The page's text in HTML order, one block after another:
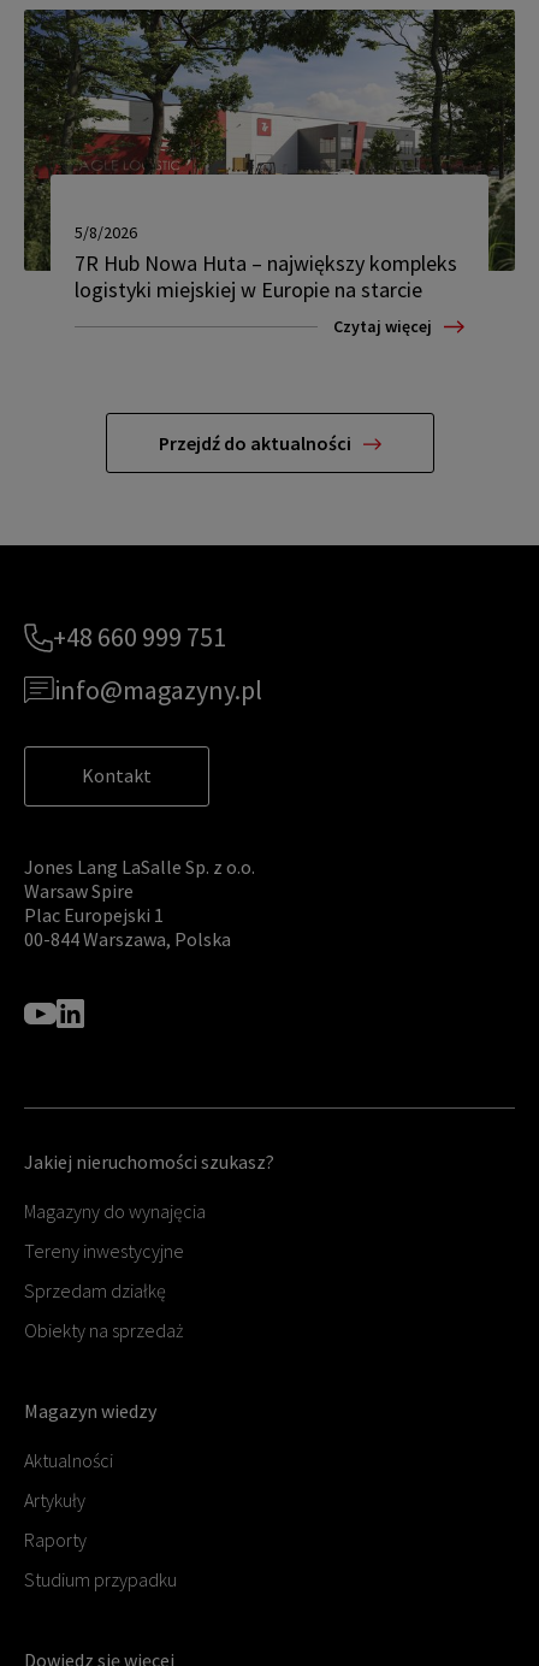
Przejdź do aktualności
5/8/2026
7R Hub Nowa Huta – największy kompleks
logistyki miejskiej w Europie na starcie
Czytaj więcej
+48 660 999 751
info@magazyny.pl
Kontakt
Jones Lang LaSalle Sp. z o.o.
Warsaw Spire
Plac Europejski 1
00-844 Warszawa, Polska
Jakiej nieruchomości szukasz?
Magazyny do wynajęcia
Tereny inwestycyjne
Sprzedam działkę
Obiekty na sprzedaż
Magazyn wiedzy
Aktualności
Artykuły
Raporty
Studium przypadku
Dowiedz się więcej